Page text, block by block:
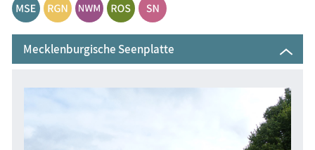
Aussichtstürme
Großsteingräber
Mecklenburgische Seenplatte